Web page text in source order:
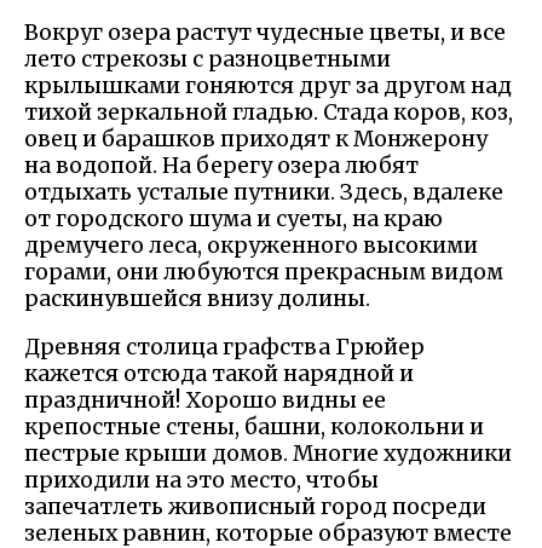
Вокруг озера растут чудесные цветы, и все
лето стрекозы с разноцветными
крылышками гоняются друг за другом над
тихой зеркальной гладью. Стада коров, коз,
овец и барашков приходят к Монжерону
на водопой. На берегу озера любят
отдыхать усталые путники. Здесь, вдалеке
от городского шума и суеты, на краю
дремучего леса, окруженного высокими
горами, они любуются прекрасным видом
раскинувшейся внизу долины.
Древняя столица графства Грюйер
кажется отсюда такой нарядной и
праздничной! Хорошо видны ее
крепостные стены, башни, колокольни и
пестрые крыши домов. Многие художники
приходили на это место, чтобы
запечатлеть живописный город посреди
зеленых равнин, которые образуют вместе